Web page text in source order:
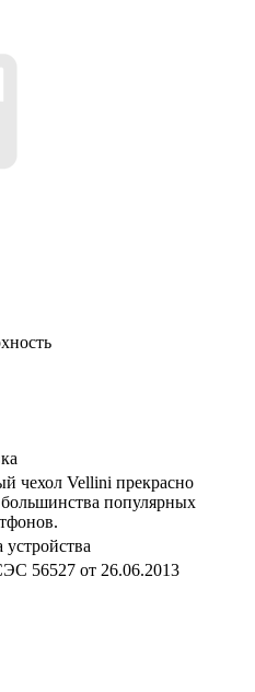
чехол Vellini прекрасно
популярных
56527 от 26.06.2013